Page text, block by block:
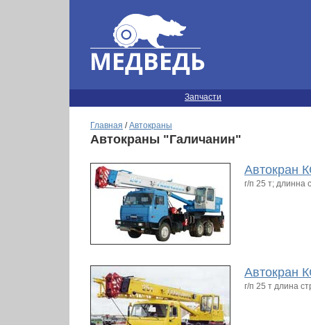
Запчасти
Главная /Автокраны
Автокраны "Галичанин"
Автокран
г/п 25 т;
Автокран
г/п 25 т длина